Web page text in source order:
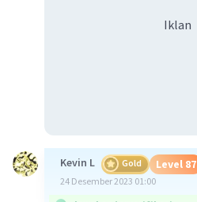
Iklan
Kevin L Gold Level 87
24 Desember 2023 01:00